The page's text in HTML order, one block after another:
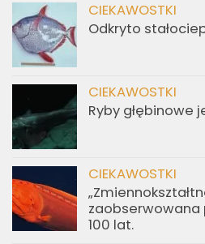
CIEKAWOSTKI
Odkryto
CIEKAWOSTKI
Ryby głębinowe
CIEKAWOSTKI
zaobserwowana
100 lat.